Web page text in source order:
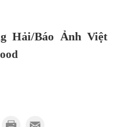
Hải/Báo Ảnh Việt